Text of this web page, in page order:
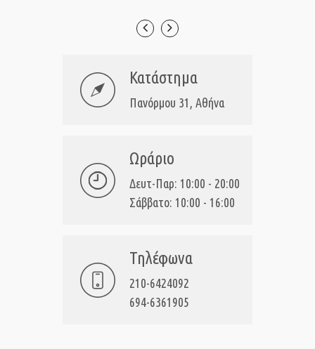
Κατάστημα
Πανόρμου 31, Αθήνα
Ωράριο
Δευτ-Παρ: 10:00 - 20:00
Σάββατο: 10:00 - 16:00
Τηλέφωνα
210-6424092
694-6361905